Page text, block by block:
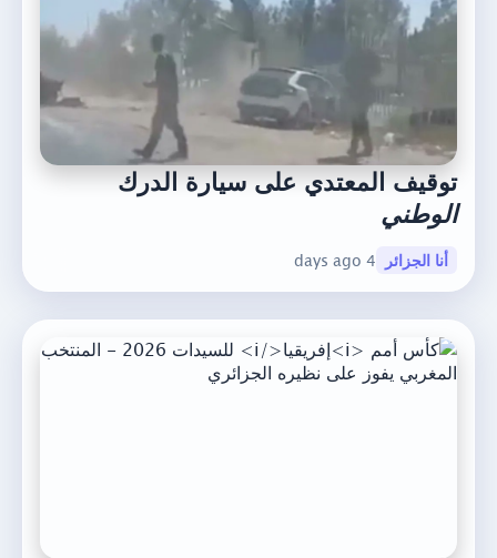
توقيف المعتدي على سيارة الدرك
الوطني
أنا الجزائر 4 days ago